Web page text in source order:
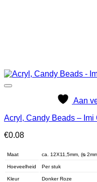
Aan
Acryl, Candy Beads – Imi
€0.08
Maat ca. 12X11,5mm, (ᴓ
Hoeveelheid Per stuk
Kleur Donker Roze